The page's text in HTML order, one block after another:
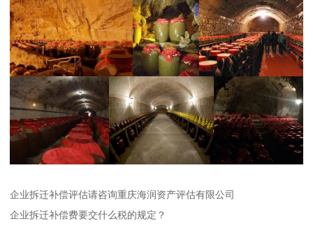
企业拆迁补偿评估请咨询重庆海润资产评估有限公司
企业拆迁补偿费要交什么税的规定？